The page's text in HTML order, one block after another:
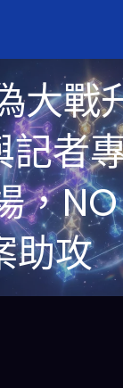
大戰
記者
，NO
助攻